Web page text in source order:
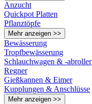
Anzucht
Quickpot Platten
Pflanztöpfe
Mehr anzeigen >>
Bewässerung
Tropfbewässerung
Schlauchwagen & -abroller
Regner
Gießkannen & Eimer
Kupplungen & Anschlüsse
Mehr anzeigen >>